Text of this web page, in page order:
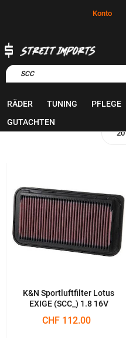
Konto
RÄDER TUNING PFLEGE
GUTACHTEN
K&N Sportluftfilter Lotus
EXIGE (SCC_) 1.8 16V
CHF 112.00